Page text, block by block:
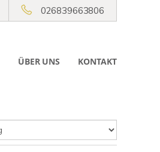
026839663806
ÜBER UNS KONTAKT